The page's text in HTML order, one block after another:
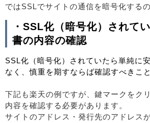
ではSSLでサイトの通信を暗号化する
・SSL化（暗号化）されて
書の内容の確認
SSL化（暗号化）されていたら単純に
なく、慎重を期すならば確認すべきこ
下記も楽天の例ですが、鍵マークをク
内容を確認する必要があります。
サイトのアドレス・発行先のアドレス